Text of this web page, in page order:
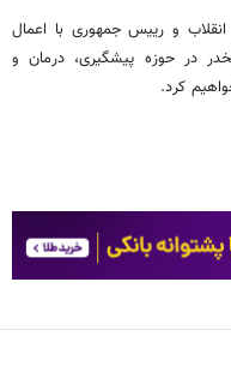
و رییس جمهوری با اعمال
در حوزه پیشگیری، درمان و
کرد.